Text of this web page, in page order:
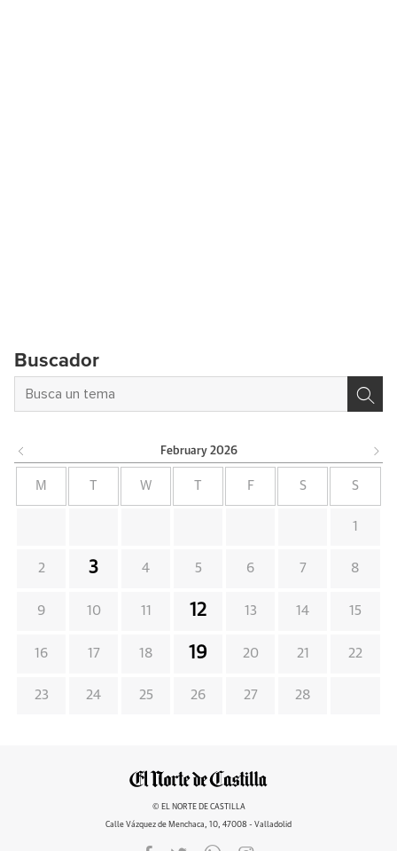
Buscador
February 2026
M W F S S
1
2 3 4 5 6 7 8
9 10 11 12 13 14 15
16 17 18 19 20 21 22
23 24 25 26 27 28
© EL NORTE DE CASTILLA
Calle Vázquez de Menchaca, 10, 47008 - Valladolid